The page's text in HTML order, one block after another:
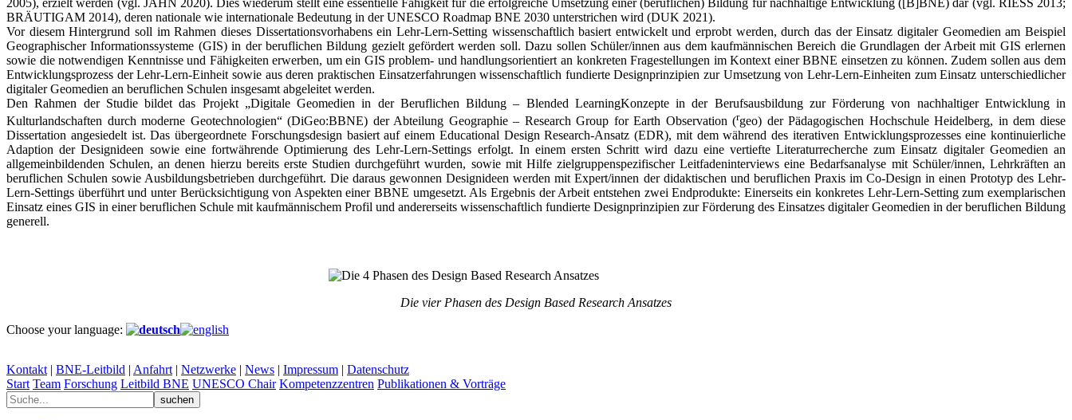
BRÄUTIGAM 2014), deren nationale wie internationale Bedeutung in der UNESCO Roadmap BNE 2030 unterstrichen wird (DUK 2021).
Vor diesem Hintergrund soll im Rahmen dieses Dissertationsvorhabens ein Lehr-Lern-Setting wissenschaftlich basiert entwickelt und erprobt werden, durch das der Einsatz digitaler Geomedien am Beispiel
Geographischer Informationssysteme (GIS) in der beruflichen Bildung gezielt gefördert werden soll. Dazu sollen Schüler/innen aus dem kaufmännischen Bereich die Grundlagen der Arbeit mit GIS erlernen
sowie die notwendigen Kenntnisse und Fähigkeiten erwerben, um ein GIS problem- und handlungsorientiert an konkreten Fragestellungen im Kontext einer BBNE einsetzen zu können. Zudem sollen aus dem
Entwicklungsprozess der Lehr-Lern-Einheit sowie aus deren praktischen Einsatzerfahrungen wissenschaftlich fundierte Designprinzipien zur Umsetzung von Lehr-Lern-Einheiten zum Einsatz unterschiedlicher
digitaler Geomedien an beruflichen Schulen insgesamt abgeleitet werden.
Den Rahmen der Studie bildet das Projekt „Digitale Geomedien in der Beruflichen Bildung – Blended LearningKonzepte in der Berufsausbildung zur Förderung von nachhaltiger Entwicklung in
Kulturlandschaften durch moderne Geotechnologien“ (DiGeo:BBNE) der Abteilung Geographie – Research Group for Earth Observation (rgeo) der Pädagogischen Hochschule Heidelberg, in dem diese
Dissertation angesiedelt ist. Das übergeordnete Forschungsdesign basiert auf einem Educational Design Research-Ansatz (EDR), mit dem während des iterativen Entwicklungsprozesses eine kontinuierliche
Adaption der Designideen sowie eine fortwährende Optimierung des Lehr-Lern-Settings erfolgt. In einem ersten Schritt wird dazu eine vertiefte Literaturrecherche zum Einsatz digitaler Geomedien an
allgemeinbildenden Schulen, an denen hierzu bereits erste Studien durchgeführt wurden, sowie mit Hilfe zielgruppenspezifischer Leitfadeninterviews eine Bedarfsanalyse mit Schüler/innen, Lehrkräften an
beruflichen Schulen sowie Ausbildungsbetrieben durchgeführt. Die daraus gewonnen Designideen werden mit Expert/innen der didaktischen und beruflichen Praxis im Co-Design in einen Prototyp des Lehr-
Lern-Settings überführt und unter Berücksichtigung von Aspekten einer BBNE umgesetzt. Als Ergebnis der Arbeit entstehen zwei Endprodukte: Einerseits ein konkretes Lehr-Lern-Setting zum exemplarischen
Einsatz eines GIS in einer beruflichen Schule mit kaufmännischem Profil und andererseits wissenschaftlich fundierte Designprinzipien zur Förderung des Einsatzes digitaler Geomedien in der beruflichen Bildung
generell.
Die vier Phasen des Design Based Research Ansatzes
Choose your language:
Kontakt | BNE-Leitbild | Anfahrt | Netzwerke | News | Impressum | Datenschutz
Start Team Forschung Leitbild BNE UNESCO Chair Kompetenzzentren Publikationen & Vorträge